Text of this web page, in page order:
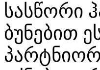
სასწორი
ბუნებით